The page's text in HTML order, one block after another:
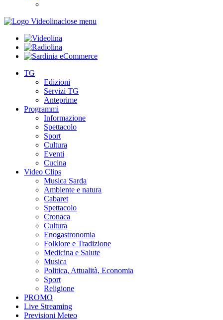
close menu
TG
Edizioni
Servizi TG
Anteprime
Programmi
Informazione
Spettacolo
Sport
Cultura
Eventi
Cucina
Video Clips
Musica Sarda
Ambiente e natura
Cabaret
Spettacolo
Cronaca
Cultura
Enogastronomia
Folklore e Tradizione
Medicina e Salute
Musica
Politica, Attualità, Economia
Sport
Religione
PROMO
Live Streaming
Previsioni Meteo